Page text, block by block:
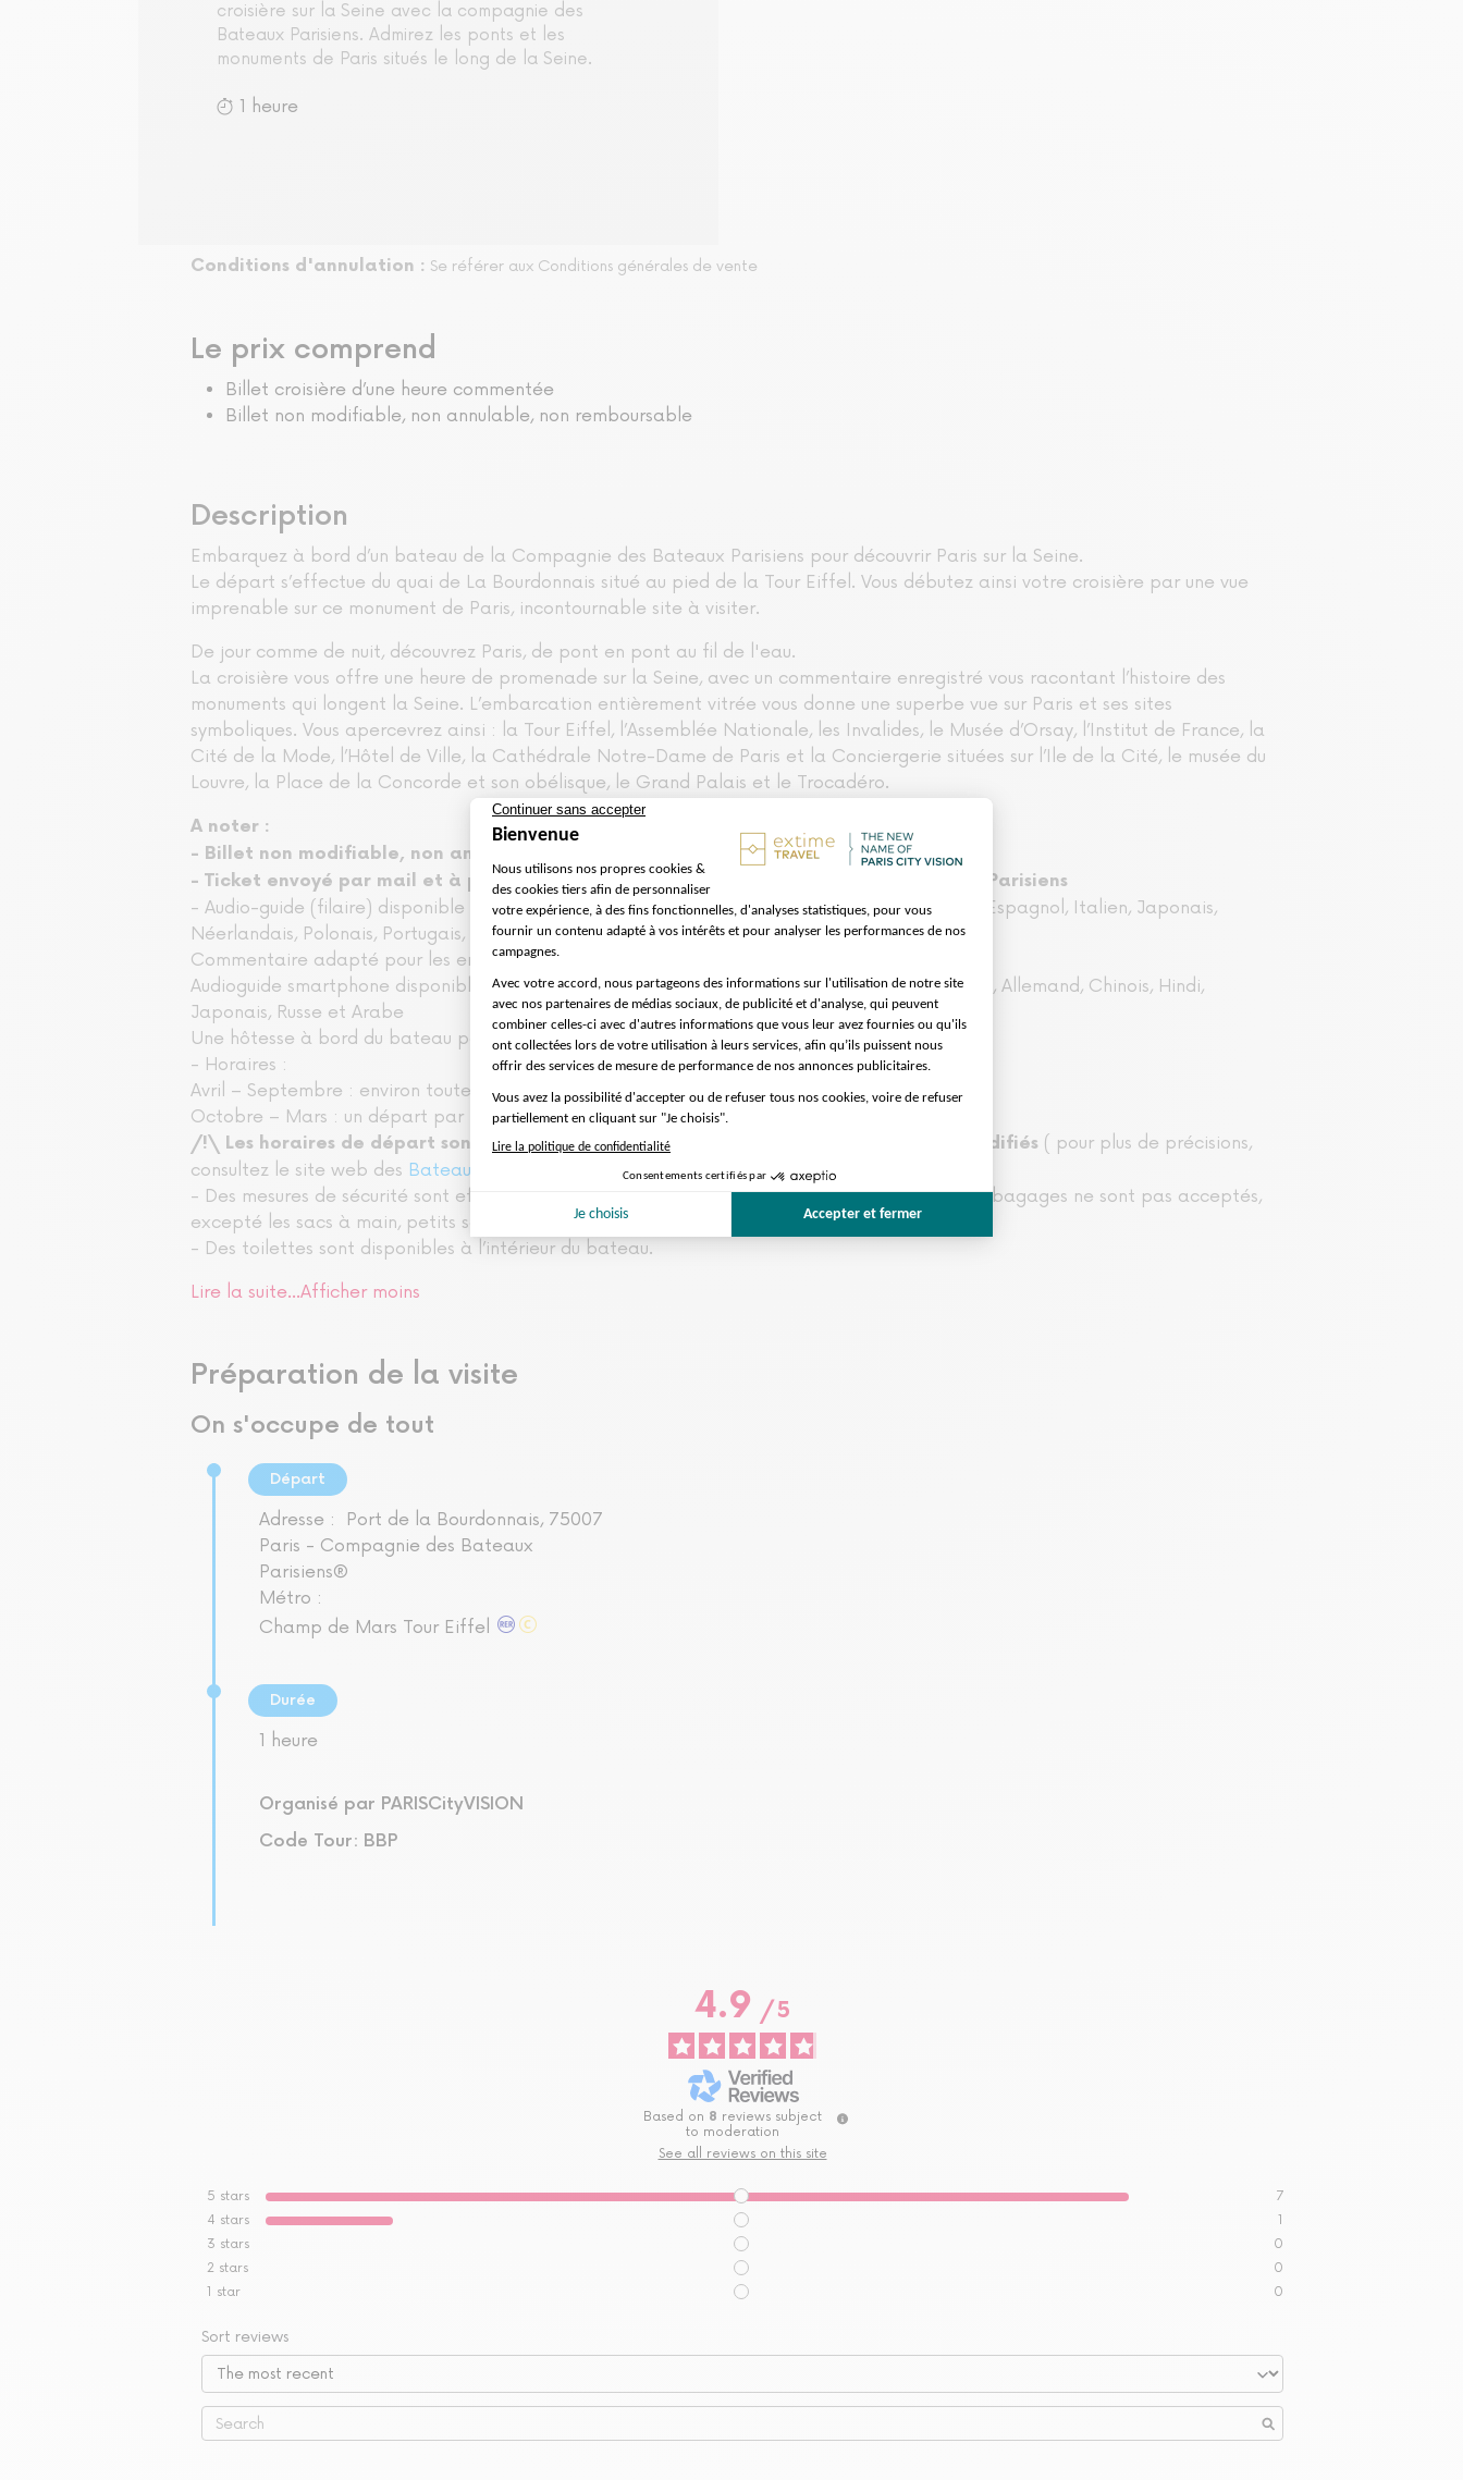
croisière sur la Seine avec la compagnie des
Bateaux Parisiens. Admirez les ponts et les
monuments de Paris situés le long de la Seine.
1 heure
Conditions d'annulation : Se référer aux Conditions générales de vente
Le prix comprend
Billet croisière d’une heure commentée
Billet non modifiable, non annulable, non remboursable
Description
Embarquez à bord d’un bateau de la Compagnie des Bateaux Parisiens pour découvrir Paris sur la Seine.
Le départ s’effectue du quai de La Bourdonnais situé au pied de la Tour Eiffel. Vous débutez ainsi votre croisière par une vue
imprenable sur ce monument de Paris, incontournable site à visiter.
De jour comme de nuit, découvrez Paris, de pont en pont au fil de l'eau.
La croisière vous offre une heure de promenade sur la Seine, avec un commentaire enregistré vous racontant l’histoire des
monuments qui longent la Seine. L’embarcation entièrement vitrée vous donne une superbe vue sur Paris et ses sites
symboliques. Vous apercevrez ainsi : la Tour Eiffel, l’Assemblée Nationale, les Invalides, le Musée d’Orsay, l’Institut de France, la
Cité de la Mode, l’Hôtel de Ville, la Cathédrale Notre-Dame de Paris et la Conciergerie situées sur l’Ile de la Cité, le musée du
Louvre, la Place de la Concorde et son obélisque, le Grand Palais et le Trocadéro.
A noter :
- Billet non modifiable, non annulable, non remboursable
- Ticket envoyé par mail et à présenter directement à l'embarquement des Bateaux Parisiens
- Audio-guide (filaire) disponible en 14 langues : Anglais, Allemand, Chinois-Mandarin, Coréen, Espagnol, Italien, Japonais,
Néerlandais, Polonais, Portugais, Russe, Français, Arabe, Hindi
Commentaire adapté pour les enfants
Audioguide smartphone disponible en 11 langues : Français, Anglais, Espagnol, Portugais, Italien, Allemand, Chinois, Hindi,
Japonais, Russe et Arabe
Une hôtesse à bord du bateau pour répondre à vos éventuelles interrogations
- Horaires :
Avril – Septembre : environ toutes les 30 mn. De 10h00 à 22h
Octobre – Mars : un départ par heure. De 10h30 à 22h00
/!\ Les horaires de départ sont donnés à titre indicatif et sont susceptibles d'être modifiés ( pour plus de précisions,
consultez le site web des Bateaux Parisiens
- Des mesures de sécurité sont effectuées à l’entrée du bateau avec le contrôle des sacs. Les bagages ne sont pas acceptés,
excepté les sacs à main, petits sacs à dos et sacoches d’ordinateur.
- Des toilettes sont disponibles à l’intérieur du bateau.
Lire la suite...Afficher moins
Préparation de la visite
On s'occupe de tout
Départ
Adresse :
Port de la Bourdonnais, 75007
Paris - Compagnie des Bateaux
Parisiens®
Métro :
Champ de Mars Tour Eiffel
Durée
1 heure
Organisé par PARISCityVISION
Code Tour: BBP
4.9/ 5
Based on 8 reviews subject
to moderation
See all reviews on this site
5 stars
7
4 stars
1
3 stars
0
2 stars
0
1 star 0
Sort reviews